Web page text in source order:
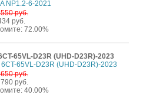
руб.
руб.
72.00%
65VL-D23R (UHD-D23R)-2023
руб.
руб.
40.00%